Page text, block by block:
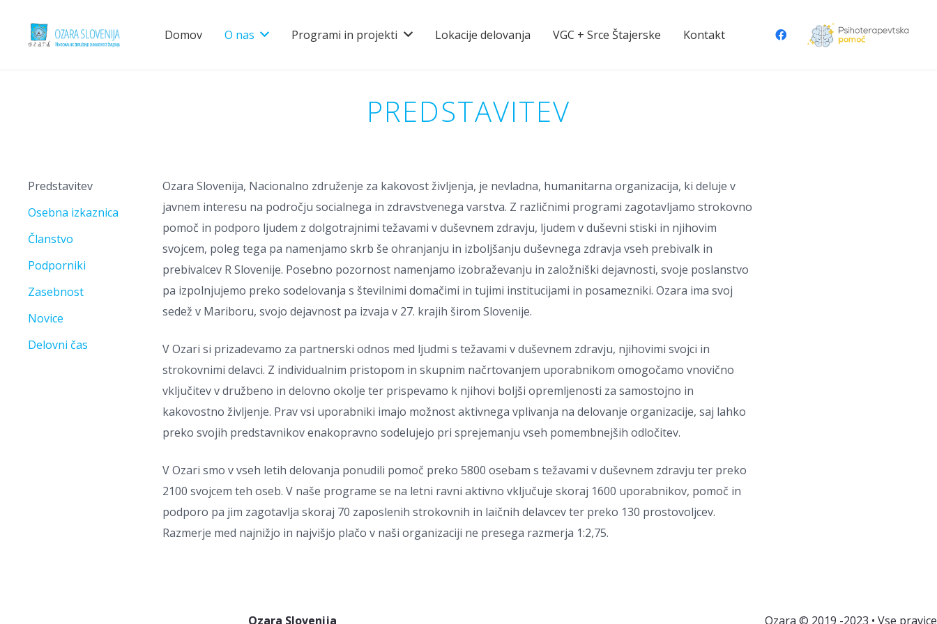
Domov O nas Programi in projekti Lokacije delovanja VGC + Srce Štajerske Kontakt
PREDSTAVITEV
Ozara Slovenija, Nacionalno združenje za kakovost življenja, je nevladna, humanitarna organizacija, ki deluje v
javnem interesu na področju socialnega in zdravstvenega varstva. Z različnimi programi zagotavljamo strokovno
pomoč in podporo ljudem z dolgotrajnimi težavami v duševnem zdravju, ljudem v duševni stiski in njihovim
svojcem, poleg tega pa namenjamo skrb še ohranjanju in izboljšanju duševnega zdravja vseh prebivalk in
prebivalcev R Slovenije. Posebno pozornost namenjamo izobraževanju in založniški dejavnosti, svoje poslanstvo
pa izpolnjujemo preko sodelovanja s številnimi domačimi in tujimi institucijami in posamezniki. Ozara ima svoj
sedež v Mariboru, svojo dejavnost pa izvaja v 27. krajih širom Slovenije.
V Ozari si prizadevamo za partnerski odnos med ljudmi s težavami v duševnem zdravju, njihovimi svojci in
strokovnimi delavci. Z individualnim pristopom in skupnim načrtovanjem uporabnikom omogočamo vnovično
vključitev v družbeno in delovno okolje ter prispevamo k njihovi boljši opremljenosti za samostojno in
kakovostno življenje. Prav vsi uporabniki imajo možnost aktivnega vplivanja na delovanje organizacije, saj lahko
preko svojih predstavnikov enakopravno sodelujejo pri sprejemanju vseh pomembnejših odločitev.
V Ozari smo v vseh letih delovanja ponudili pomoč preko 5800 osebam s težavami v duševnem zdravju ter preko
2100 svojcem teh oseb. V naše programe se na letni ravni aktivno vključuje skoraj 1600 uporabnikov, pomoč in
podporo pa jim zagotavlja skoraj 70 zaposlenih strokovnih in laičnih delavcev ter preko 130 prostovoljcev.
Razmerje med najnižjo in najvišjo plačo v naši organizaciji ne presega razmerja 1:2,75.
Predstavitev
Osebna izkaznica
Članstvo
Podporniki
Zasebnost
Novice
Delovni čas
Ozara Slovenija Ozara © 2019 -2023 • Vse pravice